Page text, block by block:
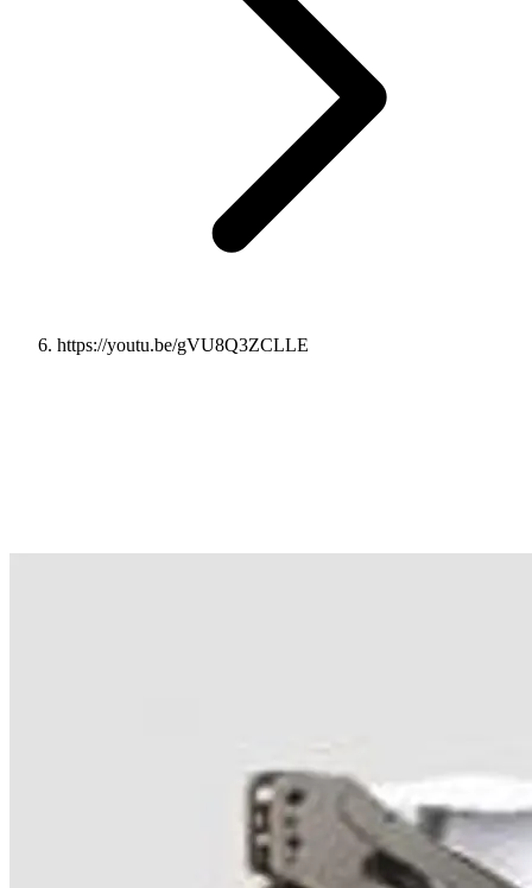
https://youtu.be/gVU8Q3ZCLLE